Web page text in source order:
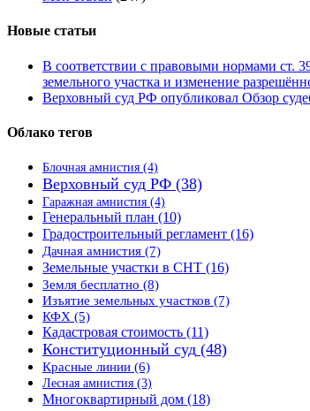
Новые статьи
В соответствии с правовыми нормами ст.
земельного участка и изменение
Верховный суд РФ опубликовал Обзор
Облако тегов
Блочная амнистия (4)
Верховный суд РФ (38)
Гаражная амнистия (4)
Генеральный план (10)
Градостроительный регламент (16)
Дачная амнистия (7)
Земельные участки в СНТ (16)
Земля бесплатно (8)
Изъятие земельных участков (7)
КФХ (5)
Кадастровая стоимость (11)
Конституционный суд (48)
Красные линии (6)
Лесная амнистия (3)
Многоквартирный дом (18)